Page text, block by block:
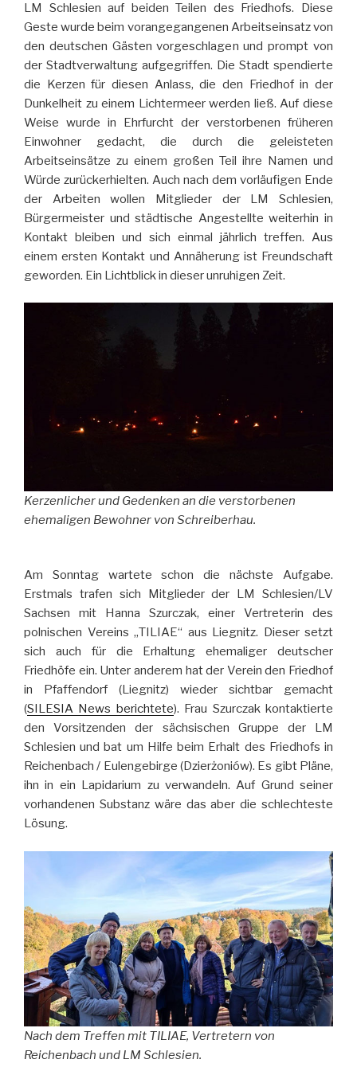
LM Schlesien auf beiden Teilen des Friedhofs. Diese
Geste wurde beim vorangegangenen Arbeitseinsatz von
den deutschen Gästen vorgeschlagen und prompt von
der Stadtverwaltung aufgegriffen. Die Stadt spendierte
die Kerzen für diesen Anlass, die den Friedhof in der
Dunkelheit zu einem Lichtermeer werden ließ. Auf diese
Weise wurde in Ehrfurcht der verstorbenen früheren
Einwohner gedacht, die durch die geleisteten
Arbeitseinsätze zu einem großen Teil ihre Namen und
Würde zurückerhielten. Auch nach dem vorläufigen Ende
der Arbeiten wollen Mitglieder der LM Schlesien,
Bürgermeister und städtische Angestellte weiterhin in
Kontakt bleiben und sich einmal jährlich treffen. Aus
einem ersten Kontakt und Annäherung ist Freundschaft
geworden. Ein Lichtblick in dieser unruhigen Zeit.
Kerzenlicher und Gedenken an die verstorbenen
ehemaligen Bewohner von Schreiberhau.
Am Sonntag wartete schon die nächste Aufgabe.
Erstmals trafen sich Mitglieder der LM Schlesien/LV
Sachsen mit Hanna Szurczak, einer Vertreterin des
polnischen Vereins „TILIAE“ aus Liegnitz. Dieser setzt
sich auch für die Erhaltung ehemaliger deutscher
Friedhöfe ein. Unter anderem hat der Verein den Friedhof
in Pfaffendorf (Liegnitz) wieder sichtbar gemacht
(SILESIA News berichtete). Frau Szurczak kontaktierte
den Vorsitzenden der sächsischen Gruppe der LM
Schlesien und bat um Hilfe beim Erhalt des Friedhofs in
Reichenbach / Eulengebirge (Dzierżoniów). Es gibt Pläne,
ihn in ein Lapidarium zu verwandeln. Auf Grund seiner
vorhandenen Substanz wäre das aber die schlechteste
Lösung.
Nach dem Treffen mit TILIAE, Vertretern von
Reichenbach und LM Schlesien.